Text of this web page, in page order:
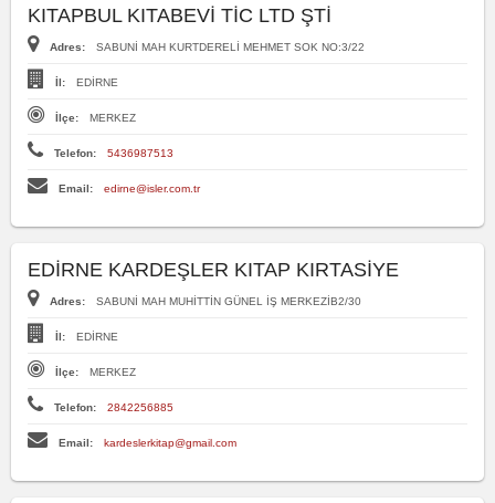
KITAPBUL KITABEVİ TİC LTD ŞTİ
Adres: SABUNİ MAH KURTDERELİ MEHMET SOK NO:3/22
İl: EDİRNE
İlçe: MERKEZ
Telefon: 5436987513
Email: edirne@isler.com.tr
EDİRNE KARDEŞLER KITAP KIRTASİYE
Adres: SABUNİ MAH MUHİTTİN GÜNEL İŞ MERKEZİB2/30
İl: EDİRNE
İlçe: MERKEZ
Telefon: 2842256885
Email: kardeslerkitap@gmail.com